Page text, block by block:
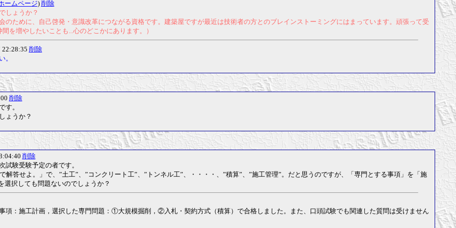
ームページ) 削除
しょうか？
ために、自己啓発・意識改革につながる資格です。建築屋ですが最近は技術者の方とのブレインストーミングにはまっています。頑張って受
を増やしたいことも...心のどこかにあります。）
22:28:35 削除
。
削除
す。
ょうか？
削除
験受験予定の者です。
答せよ。」で、”土工”、”コンクリート工”、”トンネル工”、・・・・、”積算”、”施工管理”。だと思うのですが、「専門とする事項」を「施
択しても問題ないのでしょうか？
項：施工計画，選択した専門問題：①大規模掘削，②入札・契約方式（積算）で合格しました。また、口頭試験でも関連した質問は受けません